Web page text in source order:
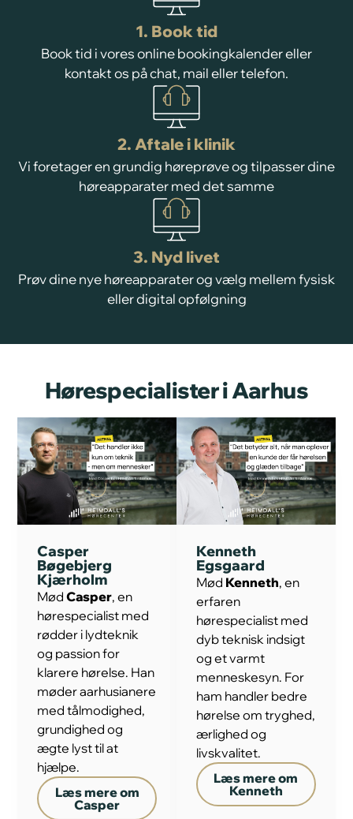
1. Book tid
Book tid i vores online bookingkalender eller
kontakt os på chat, mail eller telefon.
2. Aftale i klinik
Vi foretager en grundig høreprøve og tilpasser dine
høreapparater med det samme
3. Nyd livet
Prøv dine nye høreapparater og vælg mellem fysisk
eller digital opfølgning
Hørespecialister i Aarhus
Casper
Bøgebjerg
Kjærholm
MødCasper, en
hørespecialist med
rødder i lydteknik
og passion for
klarere hørelse. Han
møder aarhusianere
med tålmodighed,
grundighed og
ægte lyst til at
hjælpe.
Læs mere om
Casper
Kenneth
Egsgaard
Mød Kenneth, en
erfaren
hørespecialist med
dyb teknisk indsigt
og et varmt
menneskesyn. For
ham handler bedre
hørelse om tryghed,
ærlighed og
livskvalitet.
Læs mere om
Kenneth